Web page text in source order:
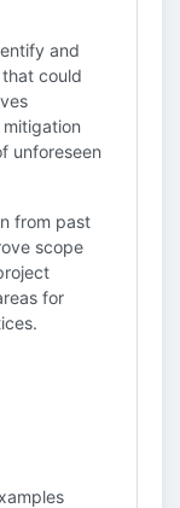
and
could
unforeseen
from past
scope
for